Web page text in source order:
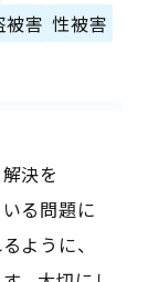
被害 性被害
決を
る問題に
ように、